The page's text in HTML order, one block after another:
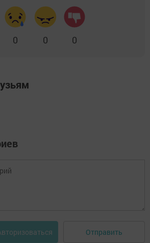
0 0 0
Отправить